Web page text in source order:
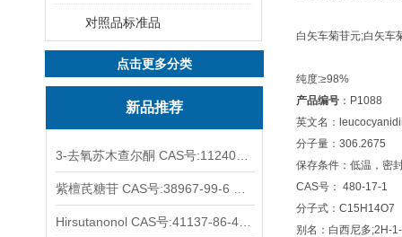
对照品标准品
点击更多分类
新品推荐
白矢车菊苷元;白矢
纯度:≥98%
产品编号 ：P1088
英文名：
分子量：306.2675
保存条件：低温，密
CAS号： 480-17-1
分子式：C15H14O7
别名：白西尼多;2H-